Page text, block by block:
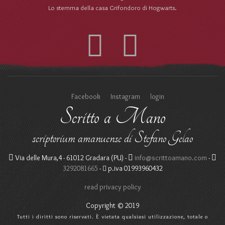
Lo stemma della casa Grifondoro di Hogwarts.
Facebook Instagram login
Scritto a Mano
scriptorium amanuense di Stefano Gelao
Via delle Mura,4 - 61012 Gradara (PU) - info@scrittoamano.com -
3292081665 - p.iva 01993960432
read privacy policy
Copyright © 2019
Tutti i diritti sono riservati. È vietata qualsiasi utilizzazione, totale o